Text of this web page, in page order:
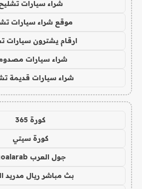
شراء سيارات
موقع شراء سيارات
ارقام يشترون سيارات
شراء سيارات
شراء سيارات قديمة
كورة 365
كورة سيتي
جول العرب goalarab
بث مباشر ريال مدريد